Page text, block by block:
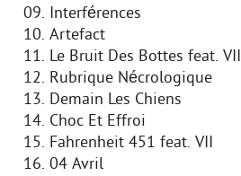
09. Interférences
10. Artefact
11. Le Bruit Des Bottes feat. VII
12. Rubrique Nécrologique
13. Demain Les Chiens
14. Choc Et Effroi
15. Fahrenheit 451 feat. VII
16. 04 Avril